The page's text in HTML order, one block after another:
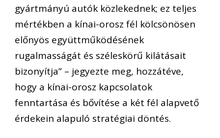
gyártmányú autók közlekednek; ez teljes
mértékben a kínai-orosz fél kölcsönösen
előnyös együttműködésének
rugalmasságát és széleskörű kilátásait
bizonyítja” – jegyezte meg, hozzátéve,
hogy a kínai-orosz kapcsolatok
fenntartása és bővítése a két fél alapvető
érdekein alapuló stratégiai döntés.